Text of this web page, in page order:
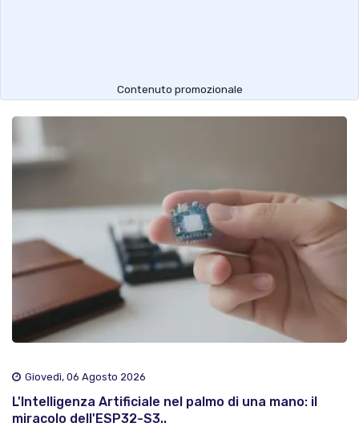
Contenuto promozionale
Giovedì, 06 Agosto 2026
L'Intelligenza Artificiale nel palmo di una mano: il
miracolo dell'ESP32-S3..